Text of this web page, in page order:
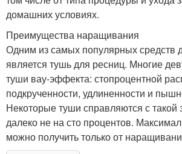
домашних условиях.
Преимущества наращивания
Одним из самых популярных средств
является тушь для ресниц. Многие
туши вау-эффекта: стопроцентной
подкрученности, удлиненности и
Некоторые туши справляются с такой
далеко не на сто процентов.
можно получить только от